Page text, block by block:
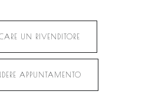
UN RIVENDITORE
APPUNTAMENTO